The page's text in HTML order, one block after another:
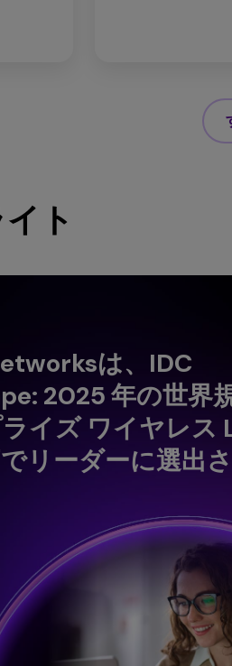
ト
は、IDC
2025 年の世界
イズ ワイヤレス
リーダーに選出